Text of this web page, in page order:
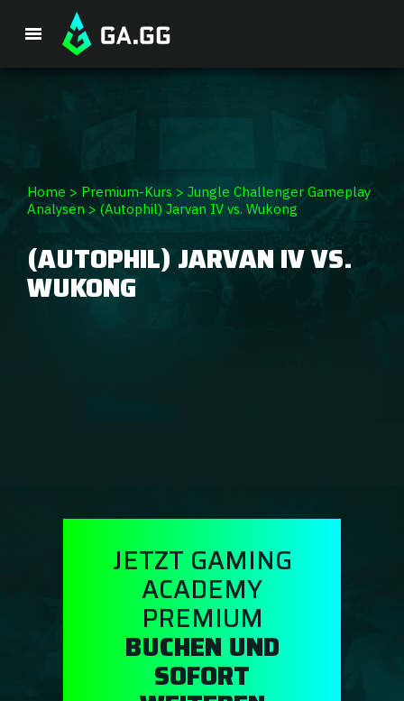
Coaching
Single Premium Course
Home > Premium-Kurs > Jungle Challenger Gameplay
Analysen > (Autophil) Jarvan IV vs. Wukong
(AUTOPHIL) JARVAN IV VS.
WUKONG
JETZT GAMING
ACADEMY
PREMIUM
BUCHEN UND
SOFORT